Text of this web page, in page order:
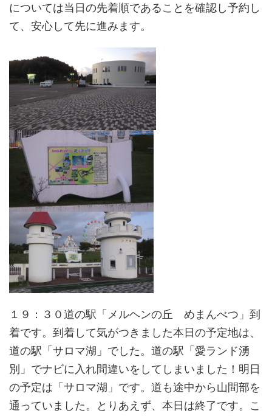
については当日の先着順であることを確認し予約し
て、安心して先に進みます。
１９：３０道の駅「メルヘンの丘 めまんべつ」到
着です。到着して気がつきました本日の予定地は、
道の駅「サロマ湖」でした。道の駅「愛ランド湧
別」でナビに入れ間違いをしてしまいました！明日
の予定は「サロマ湖」です。道も途中から山間部を
通っていました。とりあえず、本日は終了です。こ